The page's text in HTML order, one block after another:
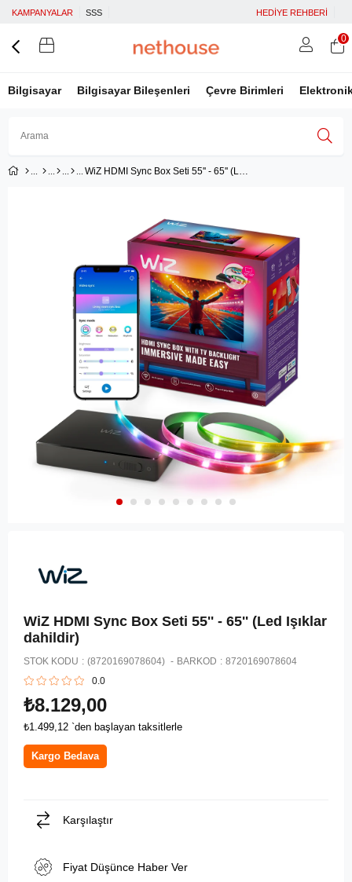
KAMPANYALAR SSS HEDİYE REHBERİ
Bilgisayar Bilgisayar Bileşenleri Çevre Birimleri
Üye Ol Facebook İle Bağlan
0
WiZ HDMI Sync Box Seti 55'' - 65'' (Led Işıklar dahildir)
WiZ HDMI Sync Box Seti 55'' - 65'' (Led Işıklar
dahildir)
STOK KODU (8720169078604) BARKOD : 8720169078604
0.0
₺8.129,00
₺1.499,12 `den başlayan taksitlerle
Kargo Bedava
Karşılaştır
Fiyat Düşünce Haber Ver